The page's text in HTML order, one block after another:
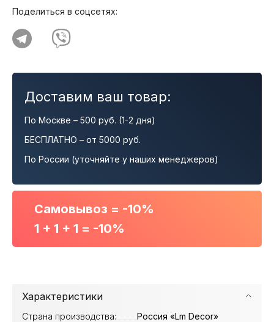
Поделиться в соцсетях:
Доставим ваш товар:
По Москве – 500 руб. (1-2 дня)
БЕСПЛАТНО – от 5000 руб.
По России (уточняйте у наших менеджеров)
Самовывоз = -10%
1 + 1 + 1 = -10%
Характеристики
Страна производства:
Россия «Lm Decor»